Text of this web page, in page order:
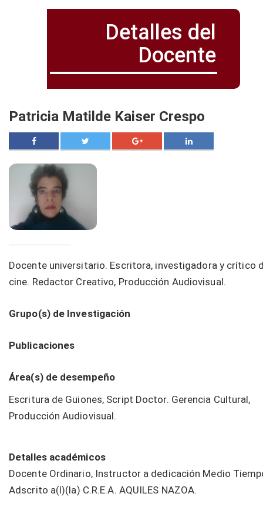
Detalles del
Docente
Patricia Matilde Kaiser Crespo
Docente universitario. Escritora, investigadora y crítico
cine. Redactor Creativo, Producción Audiovisual.
Grupo(s) de Investigación
Publicaciones
Área(s) de desempeño
Escritura de Guiones, Script Doctor. Gerencia Cultural,
Producción Audiovisual.
Detalles académicos
Docente Ordinario, Instructor a dedicación Medio
Adscrito a(l)(la) C.R.E.A. AQUILES NAZOA.